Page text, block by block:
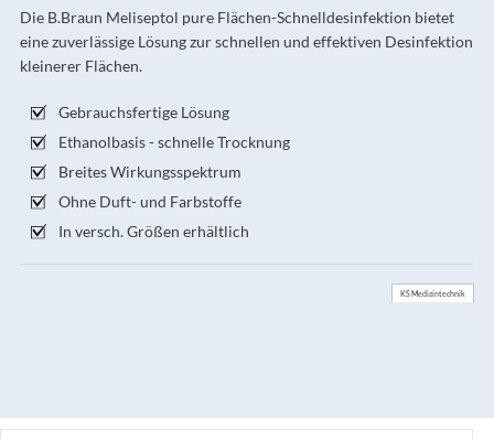
Die B.Braun Meliseptol pure Flächen-Schnelldesinfektion bietet
eine zuverlässige Lösung zur schnellen und effektiven Desinfektion
kleinerer Flächen.
Gebrauchsfertige Lösung
Ethanolbasis - schnelle Trocknung
Breites Wirkungsspektrum
Ohne Duft- und Farbstoffe
In versch. Größen erhältlich
KS Medizintechnik